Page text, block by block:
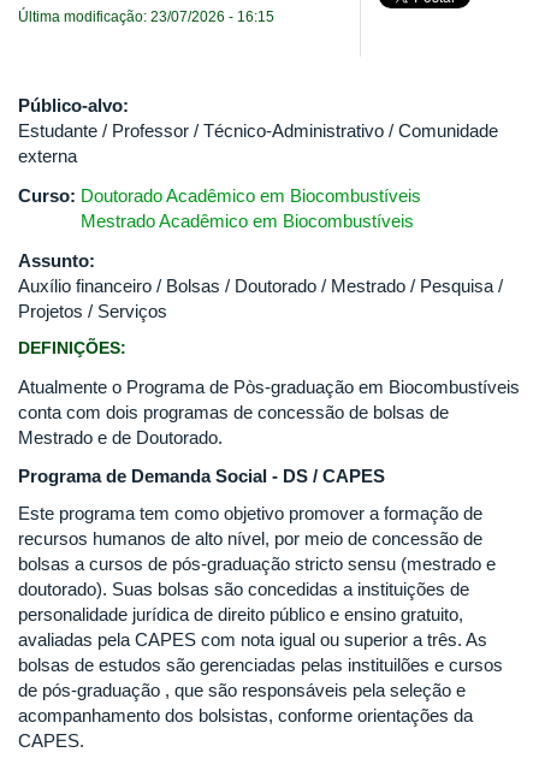
Última modificação: 23/07/2026 - 16:15
Público-alvo:
Estudante / Professor / Técnico-Administrativo / Comunidade
externa
Curso: Doutorado Acadêmico em Biocombustíveis
Mestrado Acadêmico em Biocombustíveis
Assunto:
Auxílio financeiro / Bolsas / Doutorado / Mestrado / Pesquisa /
Projetos / Serviços
DEFINIÇÕES:
Atualmente o Programa de Pòs-graduação em Biocombustíveis
conta com dois programas de concessão de bolsas de
Mestrado e de Doutorado.
Programa de Demanda Social - DS / CAPES
Este programa tem como objetivo promover a formação de
recursos humanos de alto nível, por meio de concessão de
bolsas a cursos de pós-graduação stricto sensu (mestrado e
doutorado). Suas bolsas são concedidas a instituições de
personalidade jurídica de direito público e ensino gratuito,
avaliadas pela CAPES com nota igual ou superior a três. As
bolsas de estudos são gerenciadas pelas instituilões e cursos
de pós-graduação , que são responsáveis pela seleção e
acompanhamento dos bolsistas, conforme orientações da
CAPES.